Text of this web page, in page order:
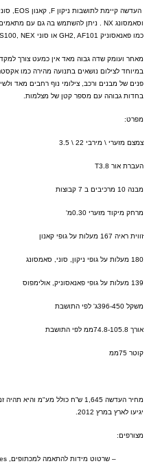
העדשה קיימת לתושבות ניקון F, קאנון EOS,
וסאמסונג NX . ניתן להשתמש בה גם עם מתאמים
כמו פאנאסוניק GH2, AF101 או סוני NEX.
מאחר ועומק שדה גבוה מאד אין כמעט צורך
במיוחד לצילום נושאים בתנועה מהירה כמו
פנים של מבנים ורכב, צילומי נוף רחבים מאד
בחדות גבוהה עם מספר קטן של מצלמות.
מפרט:
צמצם מזערי \ מירבי
העברת אור
מבנה מרכיבים ב 7 קבוצות
מרחק מיקוד מזערי מ'
זווית ראיה מעלות על גופי קאנון
180 מעלות על גופי ניקון, סוני, סאמסונג
139 מעלות על גופי פאנאסוניק, אולימפוס
משקל ג' לפי התושבת
אורך ממ לפי התושבת
קוטר ממ
מחיר העדשה 1,645 ש”ח כולל מע"מ והיא תהיה
יגיעו לארץ במרץ 2012.
מצורפים:
– שרטוט מידות להתאמה למכתופים, rails, matte boxes